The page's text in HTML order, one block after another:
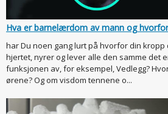
Hva er barnelærdom av mann og
har Du noen gang lurt på hvorfor din kropp
hjertet, nyrer og lever alle den samme det
funksjonen av, for eksempel, Vedlegg?
ørene? Og om visdom tennene o...